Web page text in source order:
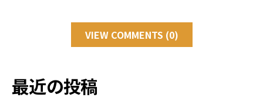
VIEW COMMENTS (0)
最近の投稿